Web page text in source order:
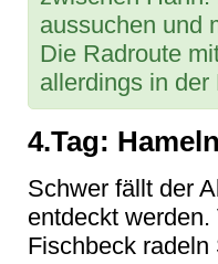
aussuchen und
Die Radroute
allerdings in
4.Tag:
Schwer fällt der
entdeckt
Fischbeck